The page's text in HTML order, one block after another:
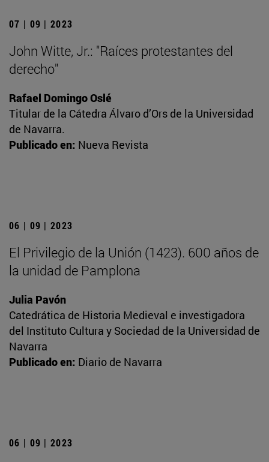
07 | 09 | 2023
John Witte, Jr.: "Raíces protestantes del
derecho"
Rafael Domingo Oslé
Titular de la Cátedra Álvaro d’Ors de la Universidad
de Navarra.
Publicado en: Nueva Revista
06 | 09 | 2023
El Privilegio de la Unión (1423). 600 años de
la unidad de Pamplona
Julia Pavón
Catedrática de Historia Medieval e investigadora
del Instituto Cultura y Sociedad de la Universidad de
Navarra
Publicado en: Diario de Navarra
06 | 09 | 2023